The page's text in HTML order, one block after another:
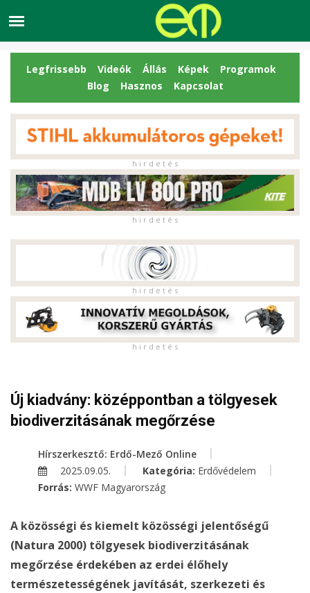
Legfrissebb Videók Állás Képek
Programok
Blog
Hasznos Kapcsolat
h i r d e t é s
h i r d e t é s
h i r d e t é s
h i r d e t é s
Új kiadvány: középpontban a tölgyesek
biodiverzitásának megőrzése
Hírszerkesztő: Erdő-Mező Online
2025.09.05.
Kategória: Erdővédelem
Forrás: WWF Magyarország
A közösségi és kiemelt közösségi jelentőségű
(Natura 2000) tölgyesek biodiverzitásának
megőrzése érdekében az erdei élőhely
természetességének javítását, szerkezeti és